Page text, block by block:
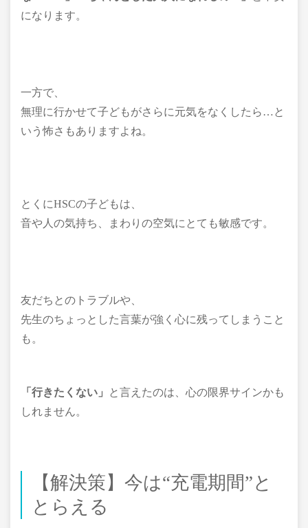
になります。
一方で、
無理に行かせて子どもがさらに元気をなくしたら…と
いう怖さもありますよね。
とくにHSCの子どもは、
音や人の気持ち、まわりの空気にとても敏感です。
友だちとのトラブルや、
先生のちょっとした言葉が強く心に残ってしまうこと
も。
「行きたくない」
と言えたのは、心の限界サインかも
しれません。
【解決策】今は“充電期間”と
とらえる